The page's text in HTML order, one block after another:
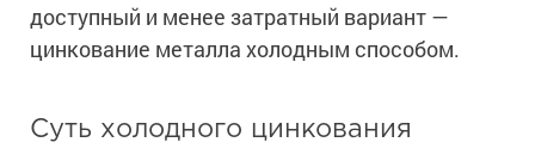
Ингибиторы коррозии
Растворители и разбавители для металла
Сопутствующие товары
Сопутствующие товары
Пищевая промышленность
Сопутствующие товары
Жидкая теплоизоляция
Для фасада
Экологичные материалы
доступный и менее затратный вариант —
цинкование металла холодным способом.
Суть холодного цинкования